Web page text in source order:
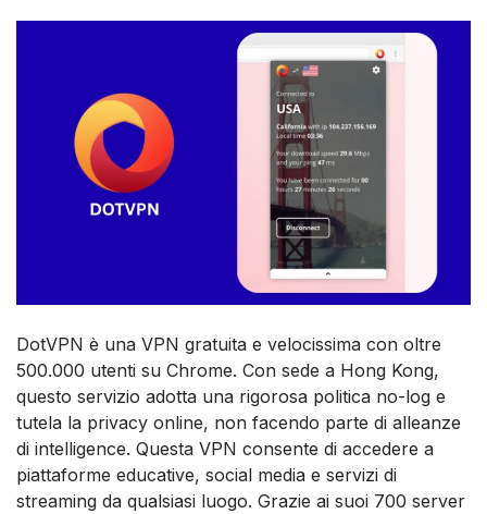
DotVPN è una VPN gratuita e velocissima con oltre
500.000 utenti su Chrome. Con sede a Hong Kong,
questo servizio adotta una rigorosa politica no-log e
tutela la privacy online, non facendo parte di alleanze
di intelligence. Questa VPN consente di accedere a
piattaforme educative, social media e servizi di
streaming da qualsiasi luogo. Grazie ai suoi 700 server